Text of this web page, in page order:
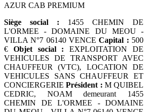
AZUR CAB PREMIUM
Siège social : 1455 CHEMIN DE
L'ORMEE - DOMAINE DU MEOU -
VILLA N°7 06140 VENCECapital : 500
€ Objet social : EXPLOITATION DE
VEHICULES DE TRANSPORT AVEC
CHAUFFEUR (VTC), LOCATION DE
VEHICULES SANS CHAUFFEUR ET
CONCIERGERIEPrésident : M QUIBEL
CEDRIC, NOAM demeurant 1455
CHEMIN DE L'ORMEE - DOMAINE